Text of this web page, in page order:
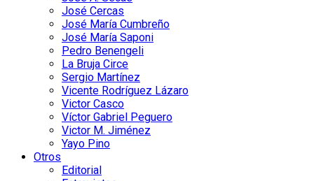
José Cercas
José María Cumbreño
José María Saponi
Pedro Benengeli
La Bruja Circe
Sergio Martínez
Vicente Rodríguez Lázaro
Victor Casco
Víctor Gabriel Peguero
Victor M. Jiménez
Yayo Pino
Otros
Editorial